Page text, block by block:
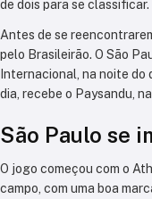
de dois para se classificar.
Antes de se
pelo Brasileirão. O São
Internacional, na noite do
dia, recebe o Paysandu,
São Paulo se
O jogo começou com o
campo, com uma boa